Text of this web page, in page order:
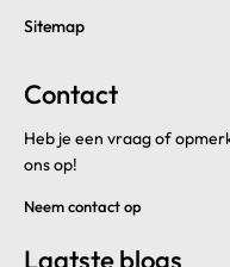
Sitemap
Contact
Heb je een vraag of
ons op!
Neem contact op
Laatste blogs